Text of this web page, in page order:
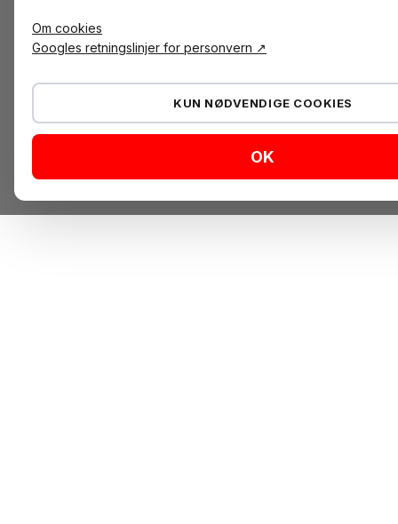
Om cookies
Googles retningslinjer for personvern ↗
KUN NØDVENDIGE COOKIES
OK